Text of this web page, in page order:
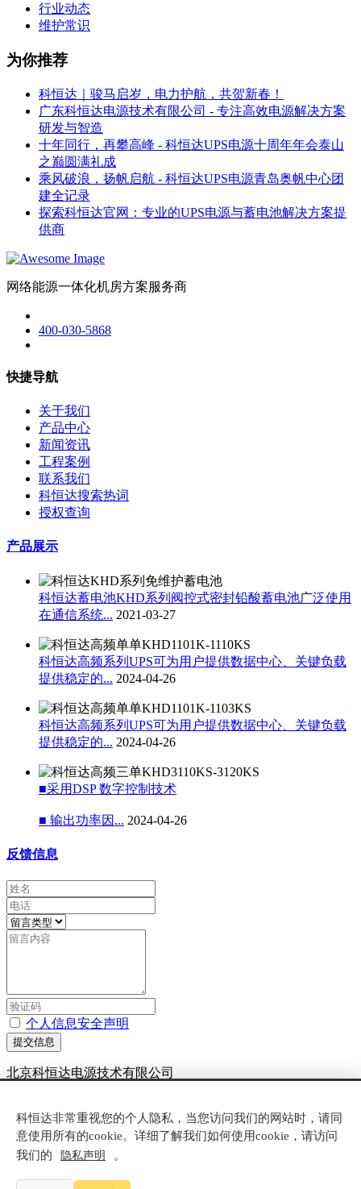
行业动态
维护常识
为你推荐
科恒达｜骏马启岁，电力护航，共贺新春！
广东科恒达电源技术有限公司 - 专注高效电源解决方案
研发与智造
十年同行，再攀高峰 - 科恒达UPS电源十周年年会泰山
之巅圆满礼成
乘风破浪，扬帆启航 - 科恒达UPS电源青岛奥帆中心团
建全记录
探索科恒达官网：专业的UPS电源与蓄电池解决方案提
供商
网络能源一体化机房方案服务商
400-030-5868
快捷导航
关于我们
产品中心
新闻资讯
工程案例
联系我们
科恒达搜索热词
授权查询
产品展示
科恒达蓄电池KHD系列阀控式密封铅酸蓄电池广泛使用
在通信系统... 2021-03-27
科恒达高频系列UPS可为用户提供数据中心、关键负载
提供稳定的... 2024-04-26
科恒达高频系列UPS可为用户提供数据中心、关键负载
提供稳定的... 2024-04-26
■采用DSP 数字控制技术
■ 输出功率因... 2024-04-26
反馈信息
个人信息安全声明
提交信息
北京科恒达电源技术有限公司
技术支持：米拓建站 8.1
电话咨询
产品中心
科恒达非常重视您的个人隐私，当您访问我们的网站时，请同
意使用所有的cookie。详细了解我们如何使用cookie，请访问
我们的
隐私声明 。